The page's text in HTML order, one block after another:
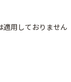
用しておりません